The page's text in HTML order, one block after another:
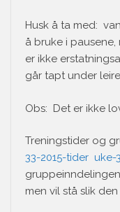
Husk å ta med:
å bruke i
er ikke
går tapt under
Obs: Det er ikke
Treningstider og
33-2015-tider uke-
men vil stå slik